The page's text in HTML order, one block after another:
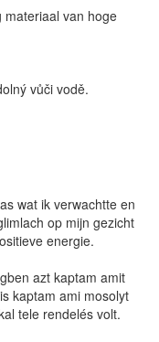
materiaal van hoge
vůči vodě.
wat ik verwachtte en
op mijn gezicht
energie.
azt kaptam amit
kaptam ami mosolyt
tele rendelés volt.